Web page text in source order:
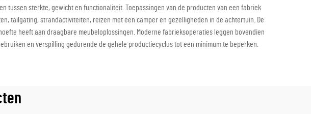
sterkte, gewicht en functionaliteit. Toepassingen van de producten van een fabriek
tailgating, strandactiviteiten, reizen met een camper en gezelligheden in de achtertuin. De
heeft aan draagbare meubeloplossingen. Moderne fabrieksoperaties leggen bovendien
en verspilling gedurende de gehele productiecyclus tot een minimum te beperken.